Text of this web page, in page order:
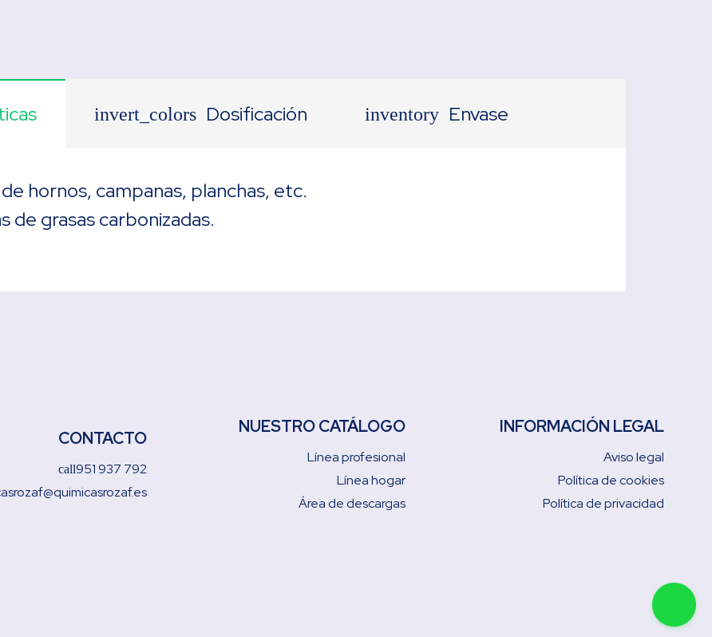
invert_colors Dosificación inventory Envase
hornos, campanas, planchas, etc.
de grasas carbonizadas.
CONTACTO
call951 937 792
NUESTRO CATÁLOGO
Línea profesional
Línea hogar
Área de descargas
INFORMACIÓN LEGAL
Aviso legal
Política de cookies
Política de privacidad